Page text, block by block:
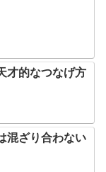
才的なつなげ方
混ざり合わない